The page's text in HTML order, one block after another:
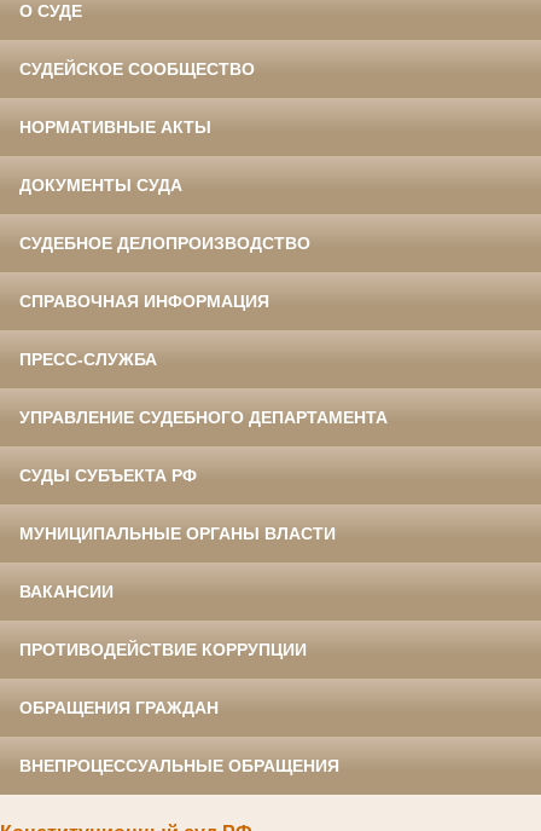
О СУДЕ
СУДЕЙСКОЕ СООБЩЕСТВО
НОРМАТИВНЫЕ АКТЫ
ДОКУМЕНТЫ СУДА
СУДЕБНОЕ ДЕЛОПРОИЗВОДСТВО
СПРАВОЧНАЯ ИНФОРМАЦИЯ
ПРЕСС-СЛУЖБА
УПРАВЛЕНИЕ СУДЕБНОГО ДЕПАРТАМЕНТА
СУДЫ СУБЪЕКТА РФ
МУНИЦИПАЛЬНЫЕ ОРГАНЫ ВЛАСТИ
ВАКАНСИИ
ПРОТИВОДЕЙСТВИЕ КОРРУПЦИИ
ОБРАЩЕНИЯ ГРАЖДАН
ВНЕПРОЦЕССУАЛЬНЫЕ ОБРАЩЕНИЯ